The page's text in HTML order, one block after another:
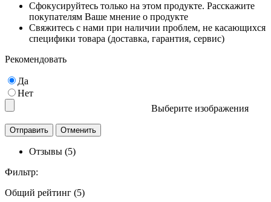
Сфокусируйтесь только на этом продукте. Расскажите
покупателям Ваше мнение о продукте
Свяжитесь с нами при наличии проблем, не касающихся
специфики товара (доставка, гарантия, сервис)
Рекомендовать
Да
Нет
Выберите изображения
Отзывы (5)
Фильтр:
Общий рейтинг (5)